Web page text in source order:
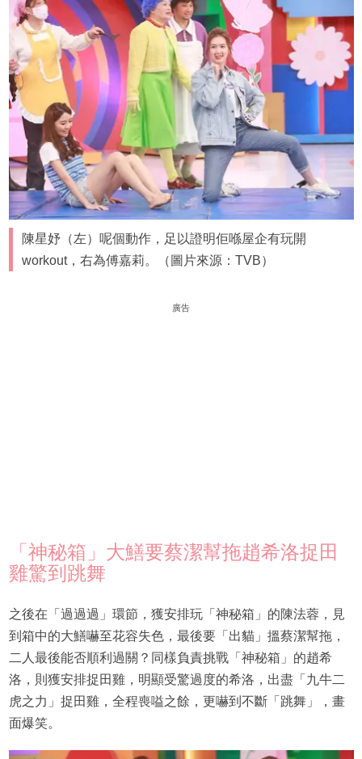
陳星妤（左）呢個動作，足以證明佢喺屋企有玩開
workout，右為傅嘉莉。（圖片來源：TVB）
廣告
「神秘箱」大鱔要蔡潔幫拖趙希洛捉田
雞驚到跳舞
之後在「過過過」環節，獲安排玩「神秘箱」的陳法蓉，見
到箱中的大鱔嚇至花容失色，最後要「出貓」搵蔡潔幫拖，
二人最後能否順利過關？同樣負責挑戰「神秘箱」的趙希
洛，則獲安排捉田雞，明顯受驚過度的希洛，出盡「九牛二
虎之力」捉田雞，全程喪嗌之餘，更嚇到不斷「跳舞」，畫
面爆笑。